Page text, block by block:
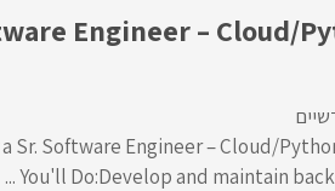
Engineer – Cloud/
Sr. Software Engineer – Cloud/
You'll Do:Develop and maintain